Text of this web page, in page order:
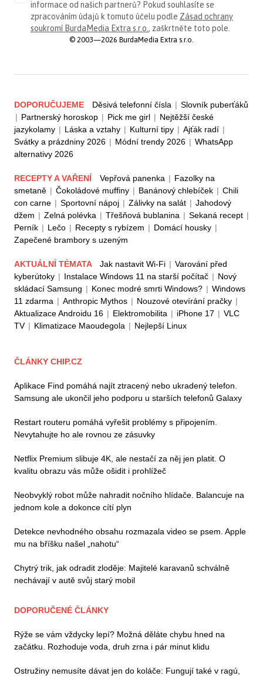
informace od našich partnerů? Pokud souhlasíte se
zpracováním údajů k tomuto účelu podle Zásad ochrany
soukromí BurdaMedia Extra s.r.o. , zaškrtněte toto pole.
© 2003—2026 BurdaMedia Extra s.r.o.
DOPORUČUJEME Děsivá telefonní čísla | Slovník puberťáků
| Partnerský horoskop | Pick me girl | Nejtěžší české
jazykolamy | Láska a vztahy | Kulturní tipy | Ajťák radí |
Svátky a prázdniny 2026 | Módní trendy 2026 | WhatsApp
alternativy 2026
RECEPTY A VAŘENÍ Vepřová panenka | Fazolky na
smetaně | Čokoládové muffiny | Banánový chlebíček | Chili
con carne | Sportovní nápoj | Zálivky na salát | Jahodový
džem | Zelná polévka | Třešňová bublanina | Sekaná recept |
Perník | Lečo | Recepty s rybízem | Domácí housky |
Zapečené brambory s uzeným
AKTUÁLNÍ TÉMATA Jak nastavit Wi-Fi | Varování před
kyberútoky | Instalace Windows 11 na starší počítač | Nový
skládací Samsung | Konec modré smrti Windows? | Windows
11 zdarma | Anthropic Mythos | Nouzové otevírání pračky |
Aktualizace Androidu 16 | Elektromobilita | iPhone 17 | VLC
TV | Klimatizace Maoudegola | Nejlepší Linux
ČLÁNKY CHIP.CZ
Aplikace Find pomáhá najít ztracený nebo ukradený telefon.
Samsung ale ukončil jeho podporu u starších telefonů Galaxy
Restart routeru pomáhá vyřešit problémy s připojením.
Nevytahujte ho ale rovnou ze zásuvky
Netflix Premium slibuje 4K, ale nestačí za něj jen platit. O
kvalitu obrazu vás může ošidit i prohlížeč
Neobvyklý robot může nahradit nočního hlídače. Balancuje na
jednom kole a dokonce cítí plyn
Detekce nevhodného obsahu rozmazala video se psem. Apple
mu na bříšku našel „nahotu“
Chytrý trik, jak odradit zloděje: Majitelé karavanů schválně
nechávají v autě svůj starý mobil
DOPORUČENÉ ČLÁNKY
Rýže se vám vždycky lepí? Možná děláte chybu hned na
začátku. Rozhoduje voda, druh zrna i pár minut klidu
Ostružiny nemusíte dávat jen do koláče: Fungují také v ragú,